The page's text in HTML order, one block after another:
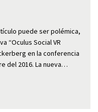
puede ser polémica,
“Oculus Social VR
en la conferencia
del 2016. La nueva…